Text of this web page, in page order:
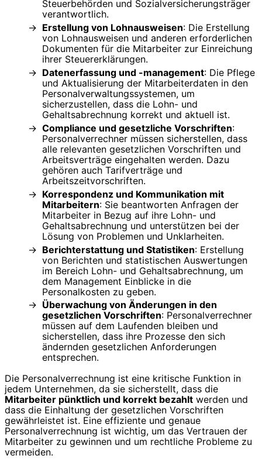
Steuerbehörden und Sozialversicherungsträger
verantwortlich.
Erstellung von Lohnausweisen: Die Erstellung
von Lohnausweisen und anderen erforderlichen
Dokumenten für die Mitarbeiter zur Einreichung
ihrer Steuererklärungen.
Datenerfassung und -management: Die Pflege
und Aktualisierung der Mitarbeiterdaten in den
Personalverwaltungssystemen, um
sicherzustellen, dass die Lohn- und
Gehaltsabrechnung korrekt und aktuell ist.
Compliance und gesetzliche Vorschriften:
Personalverrechner müssen sicherstellen, dass
alle relevanten gesetzlichen Vorschriften und
Arbeitsverträge eingehalten werden. Dazu
gehören auch Tarifverträge und
Arbeitszeitvorschriften.
Korrespondenz und Kommunikation mit
Mitarbeitern: Sie beantworten Anfragen der
Mitarbeiter in Bezug auf ihre Lohn- und
Gehaltsabrechnung und unterstützen bei der
Lösung von Problemen und Unklarheiten.
Berichterstattung und Statistiken: Erstellung
von Berichten und statistischen Auswertungen
im Bereich Lohn- und Gehaltsabrechnung, um
dem Management Einblicke in die
Personalkosten zu geben.
Überwachung von Änderungen in den
gesetzlichen Vorschriften: Personalverrechner
müssen auf dem Laufenden bleiben und
sicherstellen, dass ihre Prozesse den sich
ändernden gesetzlichen Anforderungen
entsprechen.
Die Personalverrechnung ist eine kritische Funktion in
jedem Unternehmen, da sie sicherstellt, dass die
Mitarbeiter pünktlich und korrekt bezahlt werden und
dass die Einhaltung der gesetzlichen Vorschriften
gewährleistet ist. Eine effiziente und genaue
Personalverrechnung ist wichtig, um das Vertrauen der
Mitarbeiter zu gewinnen und um rechtliche Probleme zu
vermeiden.